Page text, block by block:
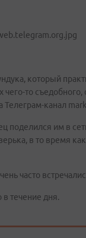
который
то
канал
поделился им в
в то время
часто
в течение дня.